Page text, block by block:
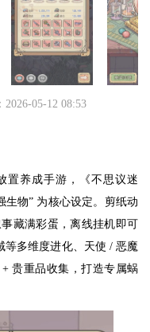
2026-05-12 08:53
置养成手游，《不思议迷
生物” 为核心设定。剪纸动
藏满彩蛋，离线挂机即可
等多维度进化、天使 / 恶魔
贵重品收集，打造专属蜗